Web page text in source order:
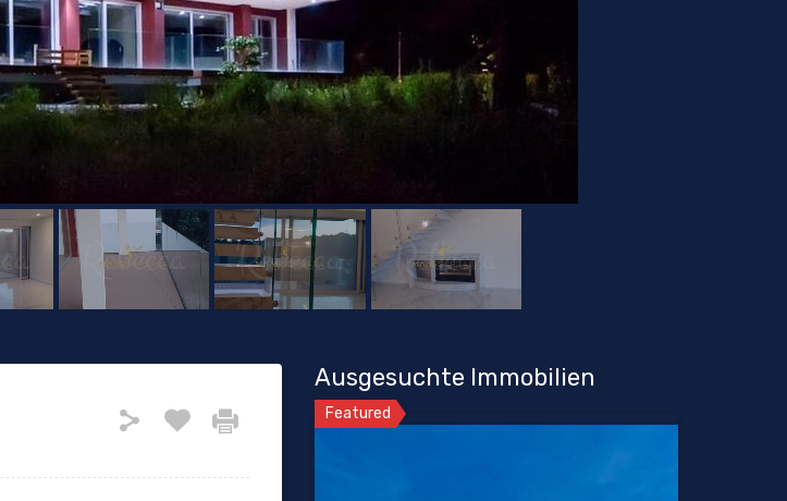
Ausgesuchte Immobilien
Featured